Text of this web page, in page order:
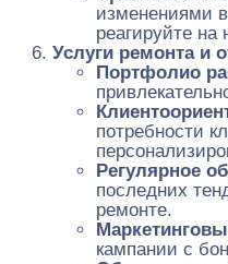
изменениями
реагируйте на
Услуги ремонта и
Портфолио
потребности
Регулярное
последних
ремонте.
кампании с